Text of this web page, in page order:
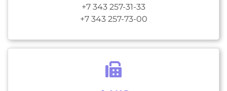
+7 343 257-31-33
+7 343 257-73-00